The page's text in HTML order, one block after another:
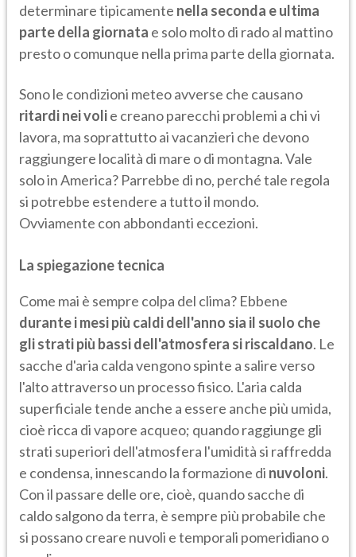
determinare tipicamente nella seconda e ultima
parte della giornata e solo molto di rado al mattino
presto o comunque nella prima parte della giornata.
Sono le condizioni meteo avverse che causano
ritardi nei volie creano parecchi problemi a chi vi
lavora, ma soprattutto ai vacanzieri che devono
raggiungere località di mare o di montagna. Vale
solo in America? Parrebbe di no, perché tale regola
si potrebbe estendere a tutto il mondo.
Ovviamente con abbondanti eccezioni.
La spiegazione tecnica
Come mai è sempre colpa del clima? Ebbene
durante i mesi più caldi dell'anno sia il suolo che
gli strati più bassi dell'atmosfera si riscaldano. Le
sacche d'aria calda vengono spinte a salire verso
l'alto attraverso un processo fisico. L'aria calda
superficiale tende anche a essere anche più umida,
cioè ricca di vapore acqueo; quando raggiunge gli
strati superiori dell'atmosfera l'umidità si raffredda
e condensa, innescando la formazione di nuvoloni.
Con il passare delle ore, cioè, quando sacche di
caldo salgono da terra, è sempre più probabile che
si possano creare nuvoli e temporali pomeridiano o